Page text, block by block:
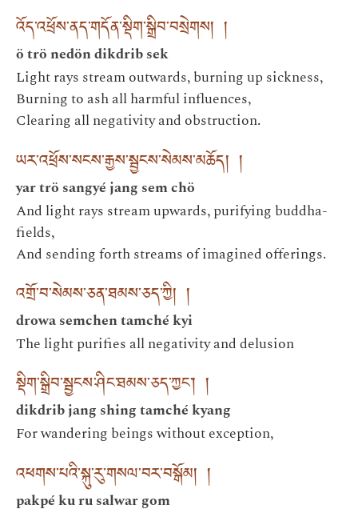
འོད་འཕྲོས་ནད་གདོན་སྡིག་སྒྲིབ་བསྲེགས། །
ö trö nedön dikdrib sek
Light rays stream outwards, burning up sickness,
Burning to ash all harmful influences,
Clearing all negativity and obstruction.
ཡར་འཕྲོས་སངས་རྒྱས་སྦྱངས་སེམས་མཆོད། །
yar trö sangyé jang sem chö
And light rays stream upwards, purifying buddha-
fields,
And sending forth streams of imagined offerings.
འགྲོ་བ་སེམས་ཅན་ཐམས་ཅད་ཀྱི། །
drowa semchen tamché kyi
The light purifies all negativity and delusion
སྡིག་སྒྲིབ་སྦྱངས་ཤིང་ཐམས་ཅད་ཀྱང་། །
dikdrib jang shing tamché kyang
For wandering beings without exception,
འཕགས་པའི་སྐུ་རུ་གསལ་བར་བསྒོམ། །
pakpé ku ru salwar gom